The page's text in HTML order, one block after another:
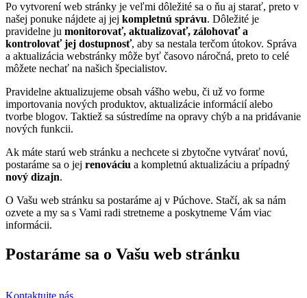
Po vytvorení web stránky je veľmi dôležité sa o ňu aj starať, preto v
našej ponuke nájdete aj jej kompletnú správu. Dôležité je
pravidelne ju monitorovať, aktualizovať, zálohovať a
kontrolovať jej dostupnosť, aby sa nestala terčom útokov. Správa
a aktualizácia webstránky môže byť časovo náročná, preto to celé
môžete nechať na našich špecialistov.
Pravidelne aktualizujeme obsah vášho webu, či už vo forme
importovania nových produktov, aktualizácie informácií alebo
tvorbe blogov. Taktiež sa sústredíme na opravy chýb a na pridávanie
nových funkcii.
Ak máte starú web stránku a nechcete si zbytočne vytvárať novú,
postaráme sa o jej renováciu a kompletnú aktualizáciu a prípadný
nový dizajn.
O Vašu web stránku sa postaráme aj v Púchove. Stačí, ak sa nám
ozvete a my sa s Vami radi stretneme a poskytneme Vám viac
informácii.
Postaráme sa o Vašu web stránku